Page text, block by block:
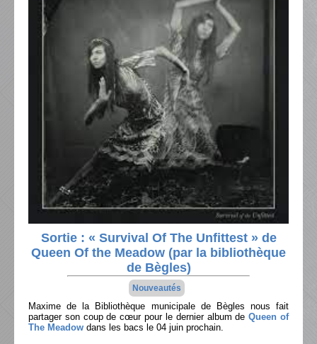
Sortie : « Survival Of The Unfittest » de
Queen Of the Meadow (par la bibliothèque
de Bègles)
Nouveautés
Maxime de la Bibliothèque municipale de Bègles nous fait
partager son coup de cœur pour le dernier album deQueen of
The Meadow dans les bacs le 04 juin prochain.